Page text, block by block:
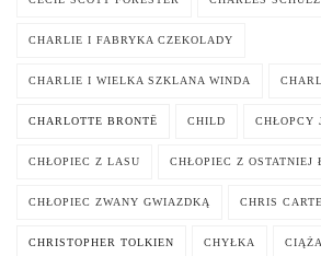
CHARLIE I FABRYKA CZEKOLADY
CHARLIE I WIELKA SZKLANA WINDA
CHARLOTTE BRONTË CHILD CHŁOPCY
CHŁOPIEC Z LASU CHŁOPIEC Z OSTATNIEJ
CHŁOPIEC ZWANY GWIAZDKĄ CHRIS
CHRISTOPHER TOLKIEN CHYŁKA CIĄŻA